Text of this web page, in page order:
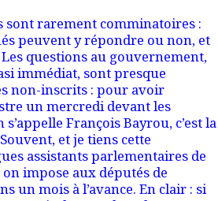
sont rarement comminatoires :
peuvent y répondre ou non, et
questions au gouvernement,
immédiat, sont presque
non-inscrits : pour avoir
un mercredi devant les
s’appelle François Bayrou, c’est la
et je tiens cette
assistants parlementaires de
impose aux députés de
un mois à l’avance. En clair : si